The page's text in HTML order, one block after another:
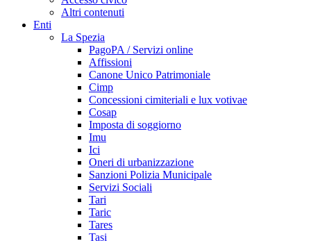
Altri contenuti
Enti
La Spezia
PagoPA / Servizi online
Affissioni
Canone Unico Patrimoniale
Cimp
Concessioni cimiteriali e lux votivae
Cosap
Imposta di soggiorno
Imu
Ici
Oneri di urbanizzazione
Sanzioni Polizia Municipale
Servizi Sociali
Tari
Taric
Tares
Tasi